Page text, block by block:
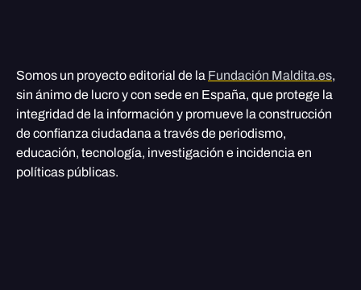
Somos un proyecto editorial de la Fundación Maldita.es,
sin ánimo de lucro y con sede en España, que protege la
integridad de la información y promueve la construcción
de confianza ciudadana a través de periodismo,
educación, tecnología, investigación e incidencia en
políticas públicas.